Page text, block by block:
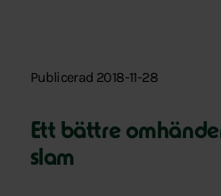
Publicerad 2018-11-28
Ett bättre
slam